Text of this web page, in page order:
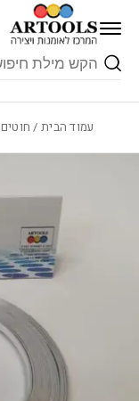
Skip to Content
Products
search
עמוד הבית / חוטים
בחזרה למעלה